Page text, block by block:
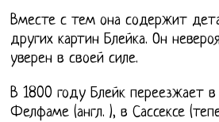
Вместе с тем она содержит
других картин Блейка. Он
уверен в своей силе.
В 1800 году Блейк переезжает
Фелфаме (англ. ), в Сассексе